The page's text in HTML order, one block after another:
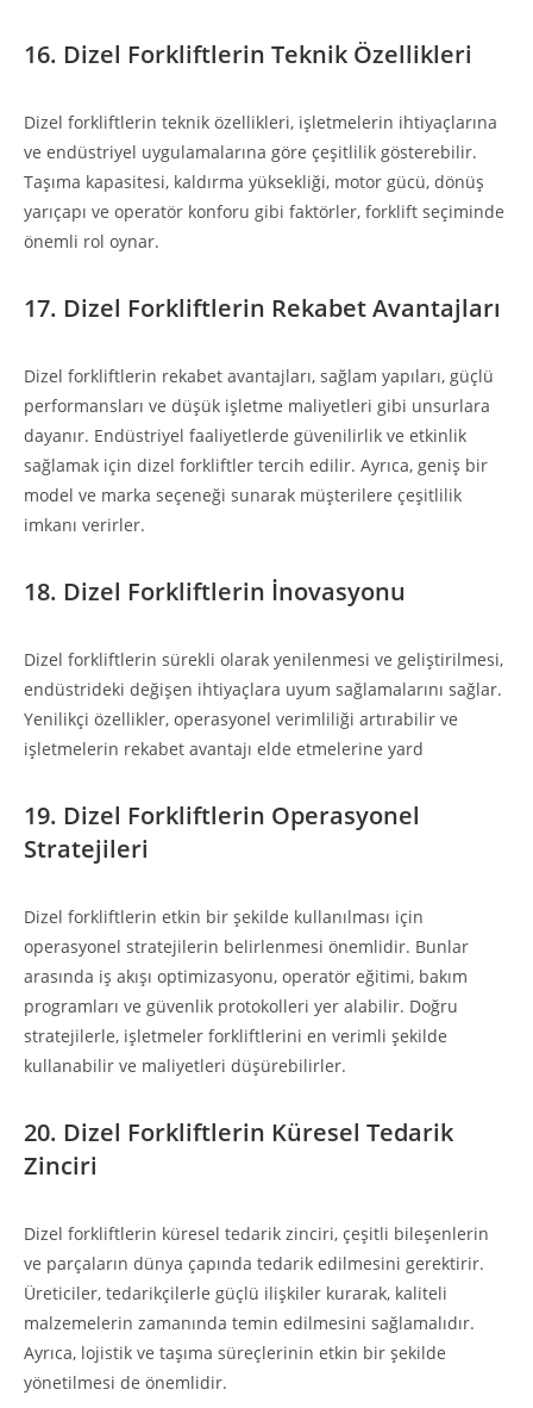
16. Dizel Forkliftlerin Teknik Özellikleri
Dizel forkliftlerin teknik özellikleri, işletmelerin ihtiyaçlarına
ve endüstriyel uygulamalarına göre çeşitlilik gösterebilir.
Taşıma kapasitesi, kaldırma yüksekliği, motor gücü, dönüş
yarıçapı ve operatör konforu gibi faktörler, forklift seçiminde
önemli rol oynar.
17. Dizel Forkliftlerin Rekabet Avantajları
Dizel forkliftlerin rekabet avantajları, sağlam yapıları, güçlü
performansları ve düşük işletme maliyetleri gibi unsurlara
dayanır. Endüstriyel faaliyetlerde güvenilirlik ve etkinlik
sağlamak için dizel forkliftler tercih edilir. Ayrıca, geniş bir
model ve marka seçeneği sunarak müşterilere çeşitlilik
imkanı verirler.
18. Dizel Forkliftlerin İnovasyonu
Dizel forkliftlerin sürekli olarak yenilenmesi ve geliştirilmesi,
endüstrideki değişen ihtiyaçlara uyum sağlamalarını sağlar.
Yenilikçi özellikler, operasyonel verimliliği artırabilir ve
işletmelerin rekabet avantajı elde etmelerine yard
19. Dizel Forkliftlerin Operasyonel
Stratejileri
Dizel forkliftlerin etkin bir şekilde kullanılması için
operasyonel stratejilerin belirlenmesi önemlidir. Bunlar
arasında iş akışı optimizasyonu, operatör eğitimi, bakım
programları ve güvenlik protokolleri yer alabilir. Doğru
stratejilerle, işletmeler forkliftlerini en verimli şekilde
kullanabilir ve maliyetleri düşürebilirler.
20. Dizel Forkliftlerin Küresel Tedarik
Zinciri
Dizel forkliftlerin küresel tedarik zinciri, çeşitli bileşenlerin
ve parçaların dünya çapında tedarik edilmesini gerektirir.
Üreticiler, tedarikçilerle güçlü ilişkiler kurarak, kaliteli
malzemelerin zamanında temin edilmesini sağlamalıdır.
Ayrıca, lojistik ve taşıma süreçlerinin etkin bir şekilde
yönetilmesi de önemlidir.